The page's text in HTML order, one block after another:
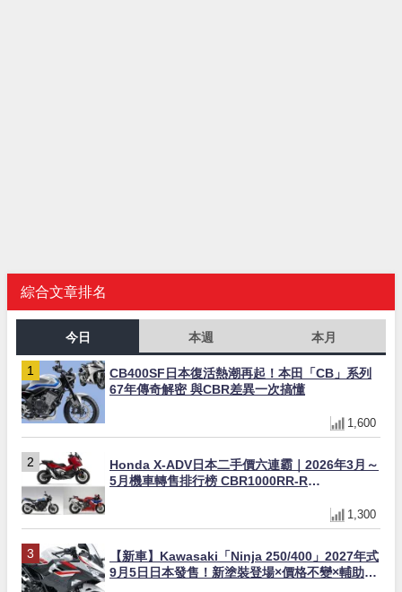
綜合文章排名
今日 本週 本月
CB400SF日本復活熱潮再起！本田「CB」系列
67年傳奇解密 與CBR差異一次搞懂
1,600
Honda X-ADV日本二手價六連霸｜2026年3月～
5月機車轉售排行榜 CBR1000RR-R
1,300
【新車】Kawasaki「Ninja 250/400」2027年式
9月5日日本發售！新塗裝登場×價格不變×輔助滑